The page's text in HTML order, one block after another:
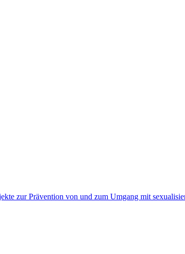
zur Prävention von und zum Umgang mit